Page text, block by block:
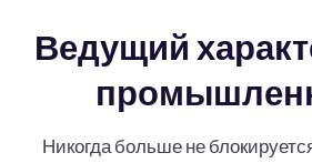
Ведущий
Никогда больше не